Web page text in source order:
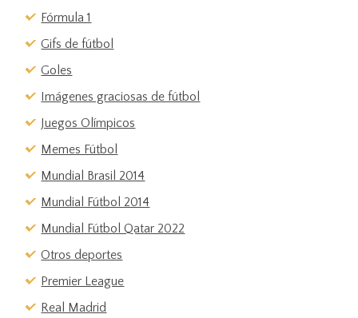
Fórmula 1
Gifs de fútbol
Goles
Imágenes graciosas de fútbol
Juegos Olímpicos
Memes Fútbol
Mundial Brasil 2014
Mundial Fútbol 2014
Mundial Fútbol Qatar 2022
Otros deportes
Premier League
Real Madrid